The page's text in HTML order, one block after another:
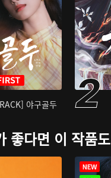
야구골두
좋다면 이 작품도